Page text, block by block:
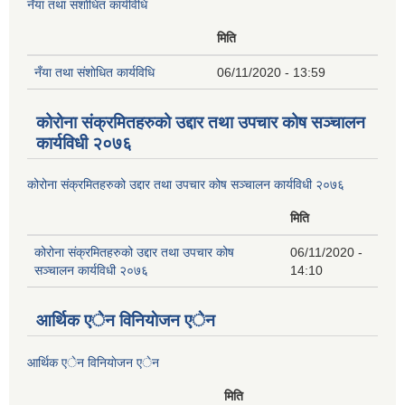
नँया तथा स‌ंशाेधित कार्यविधि
मिति
नँया तथा स‌ंशाेधित कार्यविधि 06/11/2020 - 13:59
कोरोना संक्रमितहरुको उद्दार तथा उपचार कोष सञ्चालन
कार्यविधी २०७६
कोरोना संक्रमितहरुको उद्दार तथा उपचार कोष सञ्चालन कार्यविधी २०७६
मिति
कोरोना संक्रमितहरुको उद्दार तथा उपचार कोष
सञ्चालन कार्यविधी २०७६
06/11/2020 -
14:10
आर्थिक एेन विनियाेजन एेन
आर्थिक एेन विनियाेजन एेन
मिति